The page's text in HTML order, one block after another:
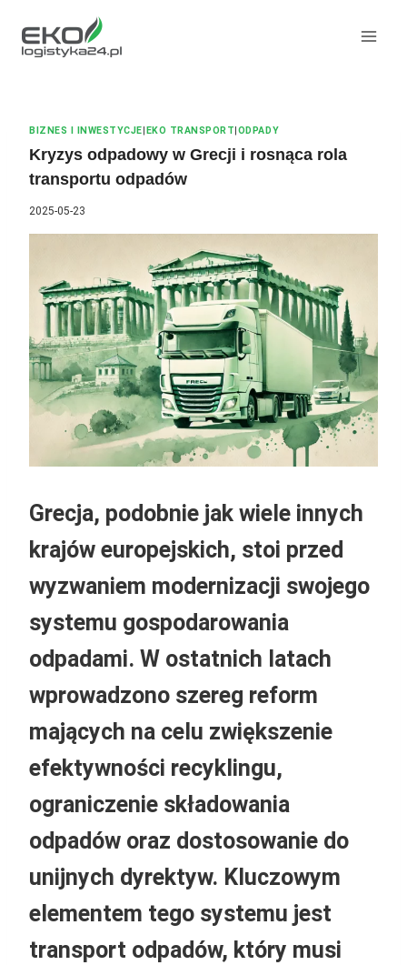
treści
BIZNES I INWESTYCJE|EKO TRANSPORT|ODPADY
Kryzys odpadowy w Grecji i rosnąca rola
transportu odpadów
2025-05-23
Grecja, podobnie jak wiele innych
krajów europejskich, stoi przed
wyzwaniem modernizacji swojego
systemu gospodarowania
odpadami. W ostatnich latach
wprowadzono szereg reform
mających na celu zwiększenie
efektywności recyklingu,
ograniczenie składowania
odpadów oraz dostosowanie do
unijnych dyrektyw. Kluczowym
elementem tego systemu jest
transport odpadów, który musi